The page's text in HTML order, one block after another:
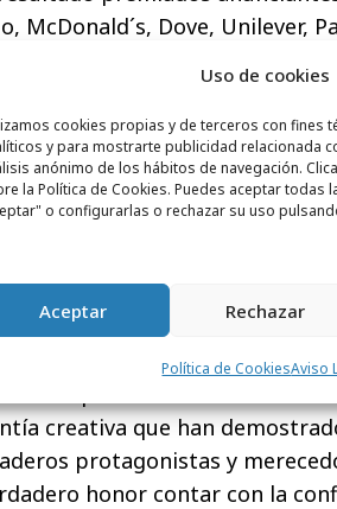
Uso de cookies
cookies propias y de terceros con fines
y para mostrarte publicidad relacionada
anónimo de los hábitos de navegación. Clica
la Política de Cookies. Puedes aceptar todas
o configurarlas o rechazar su uso
Aceptar Rechazar
Política de CookiesAviso
McDonald´s, Dove, Unilever,
Parnaso lleva
2021,un total de 107 premios
1 Telly Awards, 16
por los reconocimientos.
creativa que han
protagonistas y
honor contar con la